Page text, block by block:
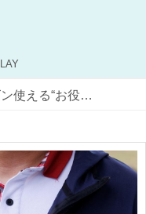
オールシーズン使える“お役立ちフーディジャケット”【ゴルフファッションスナップ#46】